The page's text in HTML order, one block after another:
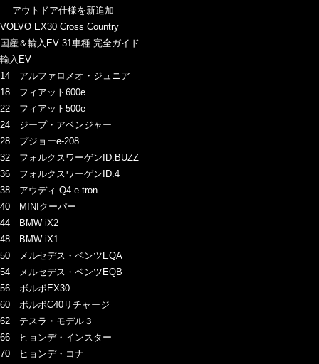
アウトドア仕様を新追加
VOLVO EX30 Cross Country
国産＆輸入EV 31車種 完全ガイド
輸入EV
14 アルファロメオ・ジュニア
18 フィアット600e
22 フィアット500e
24 ジープ・アベンジャー
28 プジョーe-208
32 フォルクスワーゲンID.BUZZ
36 フォルクスワーゲンID.4
38 アウディ Q4 e-tron
40 MINIクーパー
44 BMW iX2
48 BMW iX1
50 メルセデス・ベンツEQA
54 メルセデス・ベンツEQB
56 ボルボEX30
60 ボルボC40リチャージ
62 テスラ・モデル３
66 ヒョンデ・インスター
70 ヒョンデ・コナ